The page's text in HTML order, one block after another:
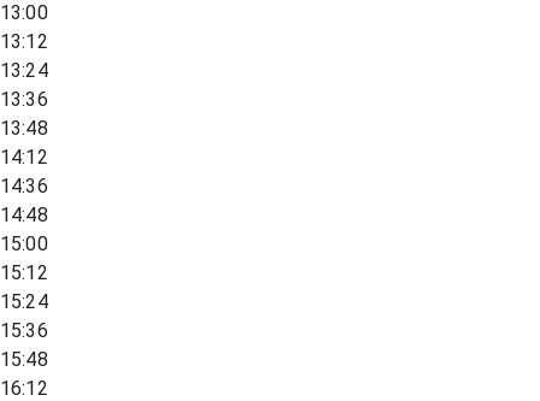
13:00
13:12
13:24
13:36
13:48
14:12
14:36
14:48
15:00
15:12
15:24
15:36
15:48
16:12